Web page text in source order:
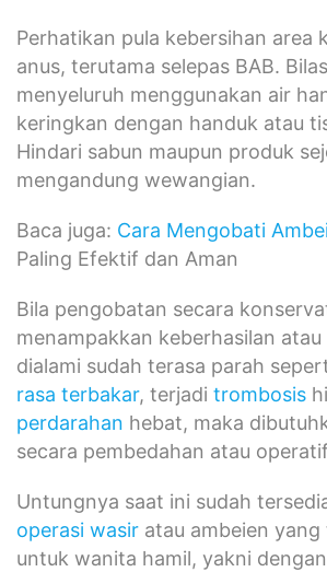
Perhatikan pula kebersihan area
anus, terutama selepas BAB.
menyeluruh menggunakan air
keringkan dengan handuk atau
Hindari sabun maupun produk
mengandung wewangian.
Baca juga: Cara Mengobati
Paling Efektif dan Aman
Bila pengobatan secara
menampakkan keberhasilan
dialami sudah terasa parah
rasa terbakar, terjadi trombosis
perdarahan hebat, maka
secara pembedahan atau
Untungnya saat ini sudah
operasi wasir atau ambeien
untuk wanita hamil, yakni dengan